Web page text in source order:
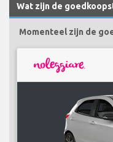
Wat zijn de
Momenteel zijn de